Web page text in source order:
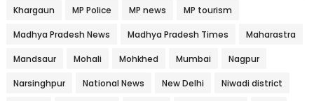
Khargaun MP Police MP news MP tourism
Madhya Pradesh News Madhya Pradesh Times Maharastra
Mandsaur Mohali Mohkhed Mumbai Nagpur
Narsinghpur National News New Delhi Niwadi district